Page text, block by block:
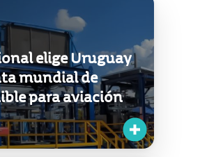
elige Uruguay
mundial de
para aviación